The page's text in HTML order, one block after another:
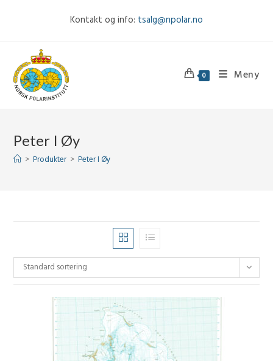
Kontakt og info: tsalg@npolar.no
0 Meny
Peter I Øy
> Produkter > Peter I Øy
Standard sortering